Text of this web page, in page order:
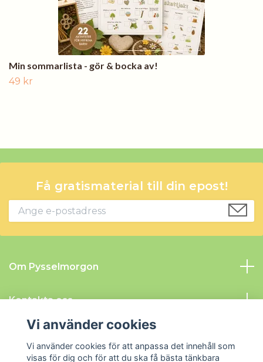
Min sommarlista - gör & bocka av!
49 kr
Få gratismaterial till din epost!
Om Pysselmorgon
Kontakta oss
Information
Vi använder cookies
Vi använder cookies för att anpassa det innehåll som
visas för dig och för att du ska få bästa tänkbara